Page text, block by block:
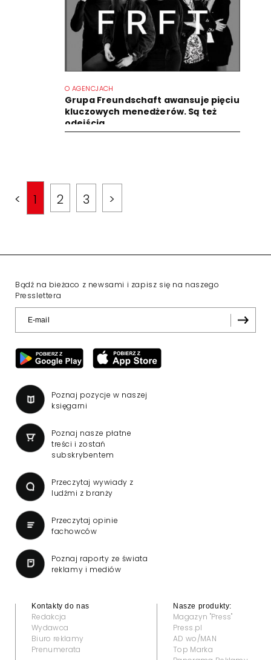
O AGENCJACH
Grupa Freundschaft awansuje pięciu
kluczowych menedżerów. Są też
odejścia
< 1 2 3 >
Bądź na bieżaco z newsami i zapisz się na naszego
Presslettera
Poznaj pozycje w naszej
księgarni
Poznaj nasze płatne
treści i zostań
subskrybentem
Przeczytaj wywiady z
ludźmi z branży
Przeczytaj opinie
fachowców
Poznaj raporty ze świata
reklamy i mediów
Kontakty do nas
Redakcja
Wydawca
Biuro reklamy
Prenumerata
Nasze produkty:
Magazyn "Press"
Press.pl
AD wo/MAN
Top Marka